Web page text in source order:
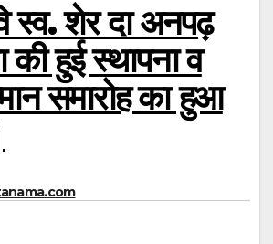
स्व. शेर दा अनपढ़
की हुई स्थापना व
समारोह का हुआ